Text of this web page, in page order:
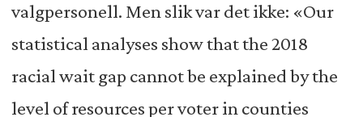
valgpersonell. Men slik var det ikke: «Our
statistical analyses show that the 2018
racial wait gap cannot be explained by the
level of resources per voter in counties